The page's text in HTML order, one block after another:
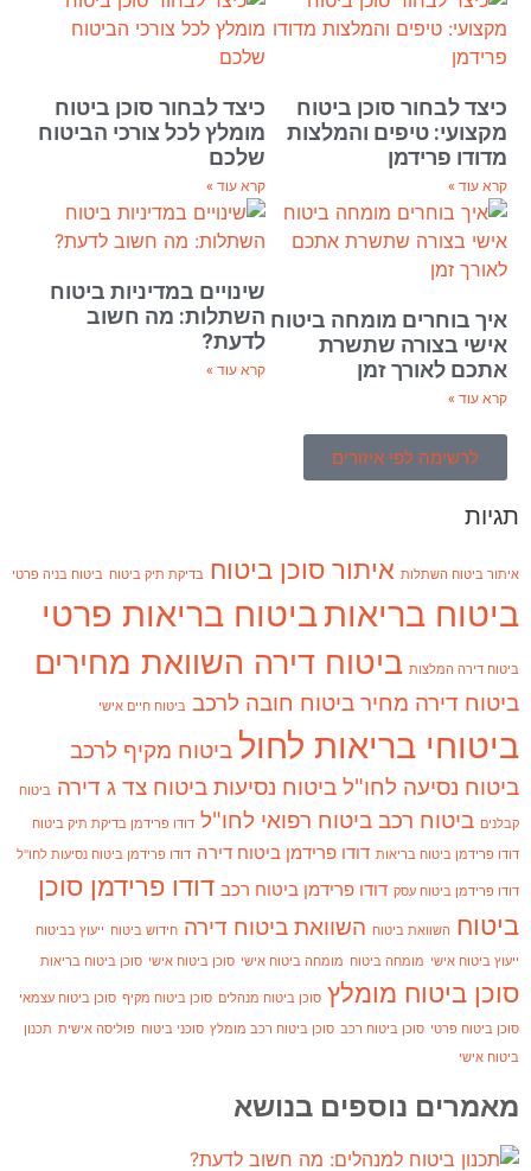
כיצד לבחור סוכן ביטוח
מקצועי: טיפים והמלצות
מדודו פרידמן
קרא עוד »
כיצד לבחור סוכן ביטוח
מומלץ לכל צורכי הביטוח
שלכם
קרא עוד »
איך בוחרים מומחה ביטוח
אישי בצורה שתשרת
אתכם לאורך זמן
קרא עוד »
שינויים במדיניות ביטוח
השתלות: מה חשוב
לדעת?
קרא עוד »
לרשימה לפי איזורים
תגיות
איתור ביטוח השתלות איתור סוכן ביטוח בדיקת תיק ביטוח ביטוח בניה פרטי
ביטוח בריאותביטוח בריאות פרטי
ביטוח דירה המלצות ביטוח דירה השוואת מחירים
ביטוח דירה מחיר ביטוח חובה לרכב ביטוח חיים אישי
ביטוחי בריאות לחול ביטוח מקיף לרכב
ביטוח נסיעה לחו"ל ביטוח נסיעות ביטוח צד ג דירה ביטוח
קבלנים ביטוח רכב ביטוח רפואי לחו"ל דודו פרידמן בדיקת תיק ביטוח
דודו פרידמן ביטוח בריאות דודו פרידמן ביטוח דירה דודו פרידמן ביטוח נסיעות לחו"ל
דודו פרידמן ביטוח עסק דודו פרידמן ביטוח רכב דודו פרידמן סוכן
ביטוח השוואת ביטוח השוואת ביטוח דירה חידוש ביטוח ייעוץ בביטוח
ייעוץ ביטוח אישי מומחה ביטוח מומחה ביטוח אישי סוכן ביטוח אישי סוכן ביטוח בריאות
סוכן ביטוח מומלץ סוכן ביטוח מנהלים סוכן ביטוח מקיף סוכן ביטוח עצמאי
סוכן ביטוח פרטי סוכן ביטוח רכב סוכן ביטוח רכב מומלץ סוכני ביטוח פוליסה אישית תכנון
ביטוח אישי
מאמרים נוספים בנושא